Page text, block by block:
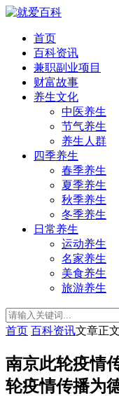
首页
百科资讯
兼职副业项目
财富故事
养生文化
中医养生
节气养生
养生人群
四季养生
春季养生
夏季养生
秋季养生
冬季养生
日常养生
运动养生
名家养生
美食养生
旅游养生
首页 百科资讯文章正文
南京此轮疫情
轮疫情传播为